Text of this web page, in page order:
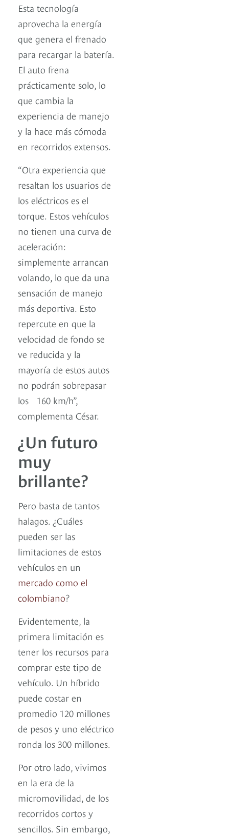
Esta tecnología
aprovecha la energía
que genera el frenado
para recargar la batería.
El auto frena
prácticamente solo, lo
que cambia la
experiencia de manejo
y la hace más cómoda
en recorridos extensos.
“Otra experiencia que
resaltan los usuarios de
los eléctricos es el
torque. Estos vehículos
no tienen una curva de
aceleración:
simplemente arrancan
volando, lo que da una
sensación de manejo
más deportiva. Esto
repercute en que la
velocidad de fondo se
ve reducida y la
mayoría de estos autos
no podrán sobrepasar
los 160 km/h”,
complementa César.
¿Un futuro
muy
brillante?
Pero basta de tantos
halagos. ¿Cuáles
pueden ser las
limitaciones de estos
vehículos en un
mercado como el
colombiano?
Evidentemente, la
primera limitación es
tener los recursos para
comprar este tipo de
vehículo. Un híbrido
puede costar en
promedio 120 millones
de pesos y uno eléctrico
ronda los 300 millones.
Por otro lado, vivimos
en la era de la
micromovilidad, de los
recorridos cortos y
sencillos. Sin embargo,